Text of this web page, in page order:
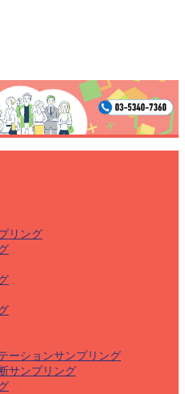
リング
ーションサンプリング
サンプリング